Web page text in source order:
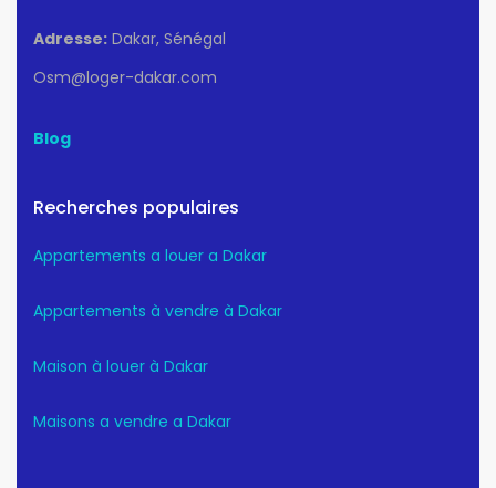
Adresse: Dakar, Sénégal
Osm@loger-dakar.com
Blog
Recherches populaires
Appartements a louer a Dakar
Appartements à vendre à Dakar
Maison à louer à Dakar
Maisons a vendre a Dakar